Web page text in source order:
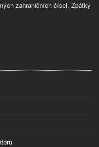
zahraničních čísel. Zpátky